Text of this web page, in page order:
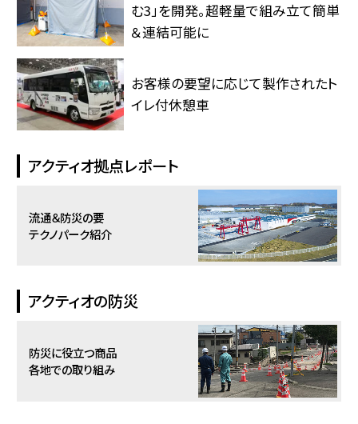
む3」を開発。超軽量で組み立て簡単
＆連結可能に
お客様の要望に応じて製作されたト
イレ付休憩車
アクティオ拠点レポート
流通＆防災の要
テクノパーク紹介
アクティオの防災
防災に役立つ商品
各地での取り組み